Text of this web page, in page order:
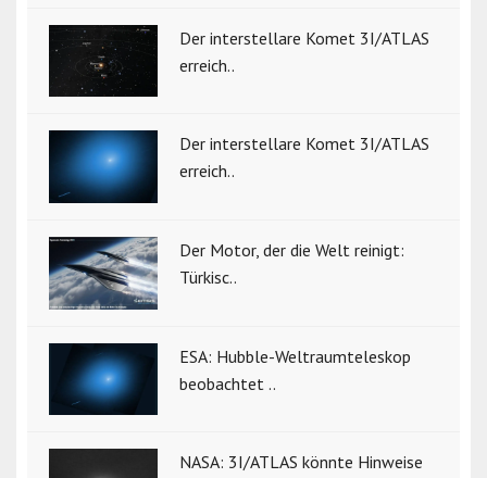
Der interstellare Komet 3I/ATLAS
erreich..
Der interstellare Komet 3I/ATLAS
erreich..
Der Motor, der die Welt reinigt:
Türkisc..
ESA: Hubble-Weltraumteleskop
beobachtet ..
NASA: 3I/ATLAS könnte Hinweise